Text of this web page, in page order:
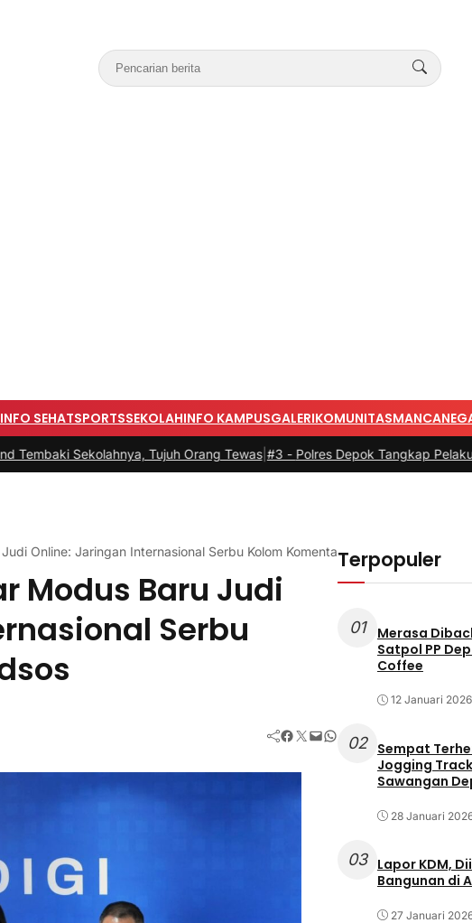
INFO SEHATSPORTSSEKOLAHINFO KAMPUSGALERIKOMUNITAS
Tujuh Orang Tewas|#3 -Polres Depok Tangkap Pelaku
Online: Jaringan Internasional Serbu Kolom Komentar Medsos
Modus Baru Judi
Serbu
Facebook Twitter Mail WhatsApp
Terpopuler
01
Merasa
Satpol PP
Coffee
12 Januari 2026
02
Sempat
Jogging
Sawangan
28 Januari
03
Lapor KDM,
Bangunan di
27 Januari